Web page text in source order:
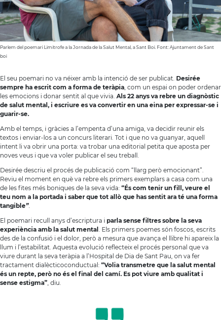
Parlem del poemari Limítrofe a la Jornada de la Salut Mental, a Sant Boi. Font: Ajuntament de Sant
boi
El seu poemari no va néixer amb la intenció de ser publicat. Desirée
sempre ha escrit com a forma de teràpia , com un espai on poder ordenar
les emocions i donar sentit al que vivia. Als 22 anys va rebre un diagnòstic
de salut mental, i escriure es va convertir en una eina per expressar-se i
guarir-se.
Amb el temps, i gràcies a l’empenta d’una amiga, va decidir reunir els
textos i enviar-los a un concurs literari. Tot i que no va guanyar, aquell
intent li va obrir una porta: va trobar una editorial petita que aposta per
noves veus i que va voler publicar el seu treball.
Desirée descriu el procés de publicació com “llarg però emocionant”.
Reviu el moment en què va rebre els primers exemplars a casa com una
de les fites més boniques de la seva vida: “És com tenir un fill, veure el
teu nom a la portada i saber que tot allò que has sentit ara té una forma
tangible”.
El poemari recull anys d’escriptura i parla sense filtres sobre la seva
experiència amb la salut mental . Els primers poemes són foscos, escrits
des de la confusió i el dolor, però a mesura que avança el llibre hi apareix la
llum i l’estabilitat. Aquesta evolució reflecteix el procés personal que va
viure durant la seva teràpia a l’Hospital de Dia de Sant Pau, on va fer
tractament dialècticoconductual: “Volia transmetre que la salut mental
és un repte, però no és el final del camí. Es pot viure amb qualitat i
sense estigma” , diu.